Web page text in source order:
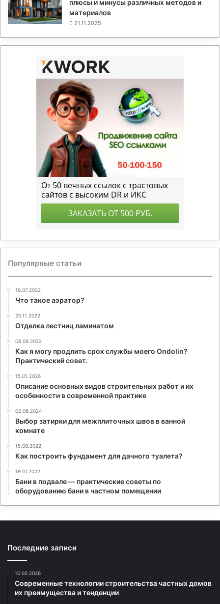
плюсы и минусы различных методов и
материалов
21.11.2025
Популярные статьи
19.07.2022
Что такое аэратор?
25.11.2022
Отделка лестниц ламинатом
08.09.2022
Как я могу продлить срок службы моего Ondolin?
Практический совет.
15.01.2026
Описание основных видов строительных работ и их
особенности в современной практике
02.08.2024
Выбор затирки для межплиточных швов в ванной
комнате
15.08.2022
Как построить фундамент для дачного туалета?
19.10.2022
Бани в подвале — практические советы по
оборудованию бани в частном помещении
Последние записи
10.02.2026
Современные технологии строительства частных домов
их преимущества и тенденции